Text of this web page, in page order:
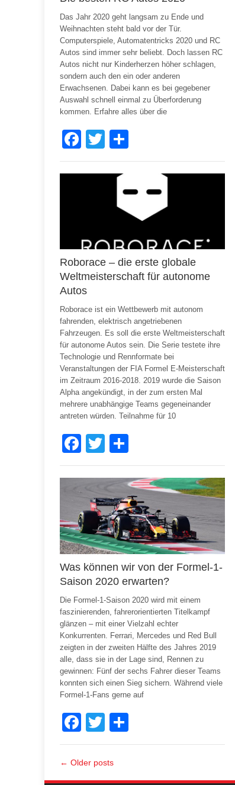
Das Jahr 2020 geht langsam zu Ende und
Weihnachten steht bald vor der Tür.
Computerspiele, Automatentricks 2020 und RC
Autos sind immer sehr beliebt. Doch lassen RC
Autos nicht nur Kinderherzen höher schlagen,
sondern auch den ein oder anderen
Erwachsenen. Dabei kann es bei gegebener
Auswahl schnell einmal zu Überforderung
kommen. Erfahre alles über die
Facebook
Twitter
Share
Roborace – die erste globale
Weltmeisterschaft für autonome
Autos
Roborace ist ein Wettbewerb mit autonom
fahrenden, elektrisch angetriebenen
Fahrzeugen. Es soll die erste Weltmeisterschaft
für autonome Autos sein. Die Serie testete ihre
Technologie und Rennformate bei
Veranstaltungen der FIA Formel E-Meisterschaft
im Zeitraum 2016-2018. 2019 wurde die Saison
Alpha angekündigt, in der zum ersten Mal
mehrere unabhängige Teams gegeneinander
antreten würden. Teilnahme für 10
Facebook
Twitter
Was können wir von der Formel-1-
Saison 2020 erwarten?
Die Formel-1-Saison 2020 wird mit einem
faszinierenden, fahrerorientierten Titelkampf
glänzen – mit einer Vielzahl echter
Konkurrenten. Ferrari, Mercedes und Red Bull
zeigten in der zweiten Hälfte des Jahres 2019
alle, dass sie in der Lage sind, Rennen zu
gewinnen: Fünf der sechs Fahrer dieser Teams
konnten sich einen Sieg sichern. Während viele
Formel-1-Fans gerne auf
Facebook
Twitter
← Older posts